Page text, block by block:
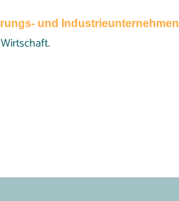
und Industrieunternehmen